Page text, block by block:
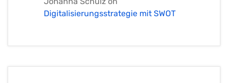
Digitalisierungsstrategie mit SWOT